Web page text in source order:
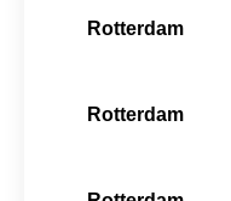
Rotterdam
Rotterdam